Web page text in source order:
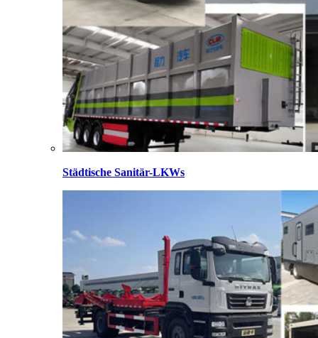
Städtische Sanitär-LKWs